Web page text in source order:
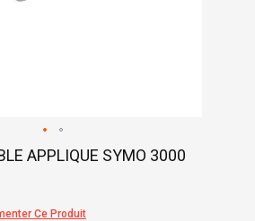
APPLIQUE SYMO 3000
Ce Produit